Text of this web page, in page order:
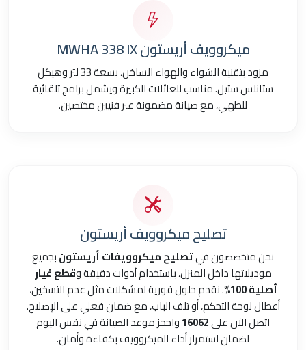
ميكروويف أريستون MWHA 338 IX
مزود بتقنية الشواء والهواء الساخن، بسعة 33 لتر وهيكل
ستانلس ستيل. مناسب للعائلات الكبيرة ويشمل برامج تلقائية
للطهي، مع صيانة مضمونة عبر فنيين مختصين.
تصليح ميكروويف أريستون
نحن متخصصون فيتصليح ميكروويفات أريستونبجميع
موديلاتها داخل المنزل، باستخدام أدوات دقيقة وقطع غيار
أصلية 100%
. نقدم حلول فورية لمشكلات مثل عدم التسخين،
أعطال لوحة التحكم، أو تلف الباب، مع ضمان فعلي على الإصلاح.
اتصل الآن على16062واحجز موعد الصيانة في نفس اليوم
لضمان استمرار أداء الميكروويف بكفاءة وأمان.